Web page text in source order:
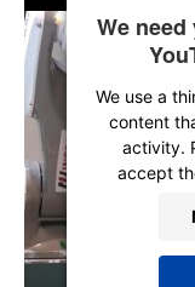
We
We use a
content
activity.
accept